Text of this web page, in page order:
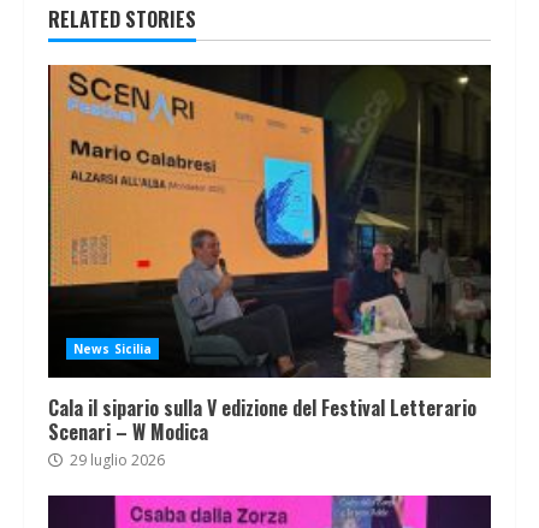
RELATED STORIES
News Sicilia
Cala il sipario sulla V edizione del Festival Letterario
Scenari – W Modica
29 luglio 2026